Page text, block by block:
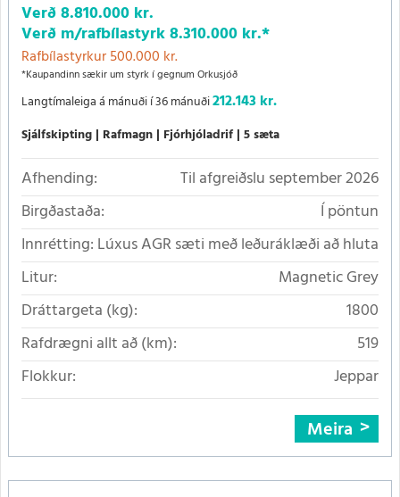
Verð8.810.000 kr.
Verð m/rafbílastyrk8.310.000 kr.*
Rafbílastyrkur 500.000 kr.
*Kaupandinn sækir um styrk í gegnum Orkusjóð
Langtímaleiga á mánuði í 36 mánuði212.143 kr.
Sjálfskipting Rafmagn Fjórhjóladrif 5 sæta
Afhending:
Til afgreiðslu september 2026
Birgðastaða:
Í pöntun
Innrétting: Lúxus AGR sæti með leðuráklæði að hluta
Litur:
Magnetic Grey
Dráttargeta (kg):
1800
Rafdrægni allt að (km):
519
Flokkur:
Jeppar
Meira